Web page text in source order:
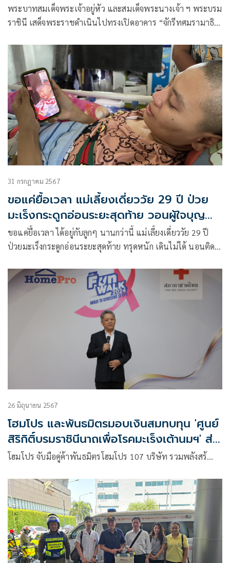
พระบาทสมเด็จพระเจ้าอยู่หัว และสมเด็จพระนางเจ้า ฯ พระบรม
ราชินี เสด็จพระราชดำเนินไปทรงเปิดอาคาร “จักรีทศมรามาธิ
31 กรกฎาคม 2567
ขอแค่ยื้อเวลา แม่เลี้ยงเดี่ยววัย 29 ปี ป่วย
มะเร็งกระดูกอ่อนระยะสุดท้าย วอนผู้ใจบุญ
เมตตา
ขอแค่ยื้อเวลา ได้อยู่กับลูกๆ นานกว่านี้ แม่เลี้ยงเดี่ยววัย 29 ปี
ป่วยมะเร็งกระดูกอ่อนระยะสุดท้าย ทรุดหนัก เดินไม่ได้ นอนติด
26 มิถุนายน 2567
โฮมโปร และพันธมิตรมอบเงินสมทบทุน 'ศูนย์
สิริกิติ์บรมราชินีนาถเพื่อโรคมะเร็งเต้านมฯ' ส่ง
ต่อสุขภาพดีให้สังคมอย่างยั่งยืน
โฮมโปร จับมือคู่ค้าพันธมิตรโฮมโปร 107 บริษัท รวมพลังสร้…